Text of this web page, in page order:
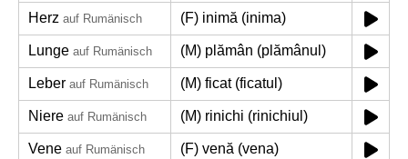
Herz auf Rumänisch (F) inimă (inima)
Lunge auf Rumänisch (M) plămân (plămânul)
Leber auf Rumänisch (M) ficat (ficatul)
Niere auf Rumänisch (M) rinichi (rinichiul)
Vene auf Rumänisch (F) venă (vena)